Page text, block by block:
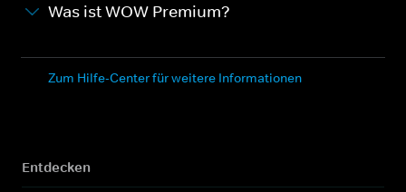
Was ist WOW Premium?
Zum Hilfe-Center für weitere Informationen
Entdecken